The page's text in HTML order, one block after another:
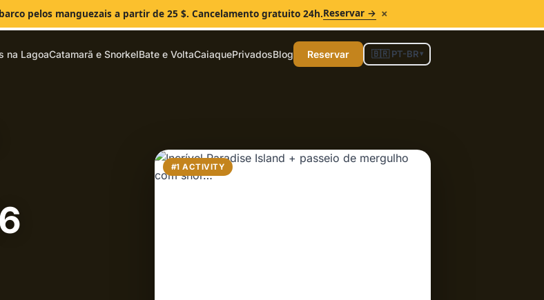
pelos manguezais a partir de 25 $. Cancelamento gratuito 24h.Reservar → ×
na LagoaCatamarã e SnorkelBate e VoltaCaiaquePrivadosBlog Reservar 🇧🇷 PT-BR▾
#1 ACTIVITY